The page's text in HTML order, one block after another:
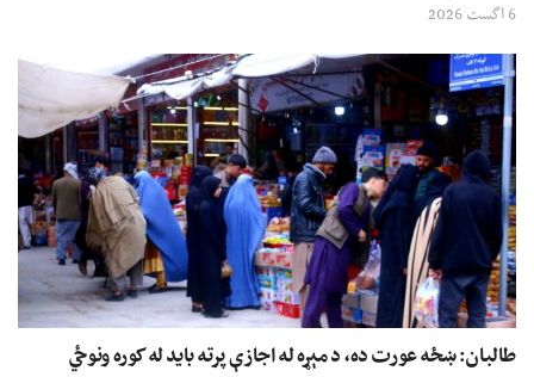
6 اگست 2026
طالبان: ښځه عورت ده، د مېړه له اجازې پرته باید له کوره ونوځي